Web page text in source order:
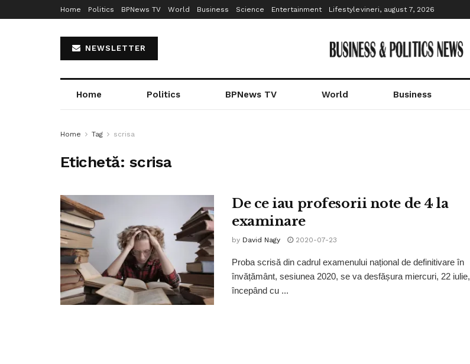
Home Politics BPNews TV World Business Science Entertainment Lifestylevineri, august 7, 2026
NEWSLETTER
Home Politics BPNews TV World Business
Home Tag scrisa
Etichetă: scrisa
De ce iau profesorii note de 4 la
examinare
by David Nagy 2020-07-23
Proba scrisă din cadrul examenului național de definitivare în
învățământ, sesiunea 2020, se va desfășura miercuri, 22 iulie,
începând cu ...